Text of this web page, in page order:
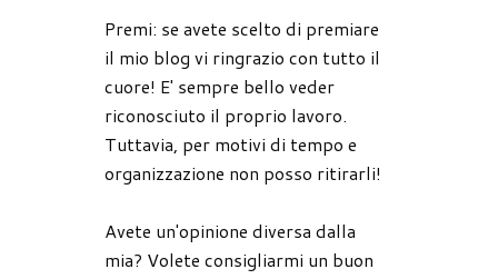
Premi: se avete scelto di premiare
il mio blog vi ringrazio con tutto il
cuore! E' sempre bello veder
riconosciuto il proprio lavoro.
Tuttavia, per motivi di tempo e
organizzazione non posso ritirarli!
Avete un'opinione diversa dalla
mia? Volete consigliarmi un buon